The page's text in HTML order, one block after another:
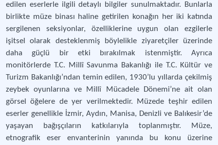
edilen eserlerle ilgili detaylı bilgiler sunulmaktadır. Bunlarla
birlikte müze binası haline getirilen konağın her iki katında
sergilenen seksiyonlar, özelliklerine uygun olan ezgilerle
işitsel olarak desteklenmiş böylelikle ziyaretçiler üzerinde
daha güçlü bir etki bırakılmak istenmiştir. Ayrıca
monitörlerde T.C. Millî Savunma Bakanlığı ile T.C. Kültür ve
Turizm Bakanlığı’ndan temin edilen, 1930’lu yıllarda çekilmiş
zeybek oyunlarına ve Millî Mücadele Dönemi’ne ait olan
görsel öğelere de yer verilmektedir. Müzede teşhir edilen
eserler genellikle İzmir, Aydın, Manisa, Denizli ve Balıkesir’de
yaşayan bağışçıların katkılarıyla toplanmıştır. Müze,
etnografik eser envanterinin yanında bu konu üzerine